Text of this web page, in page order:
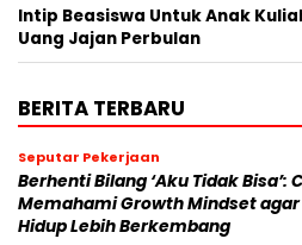
Intip Beasiswa Untuk Anak
Uang Jajan Perbulan
BERITA TERBARU
Seputar Pekerjaan
Berhenti Bilang ‘Aku Tidak Bisa’:
Memahami Growth Mindset agar
Hidup Lebih Berkembang